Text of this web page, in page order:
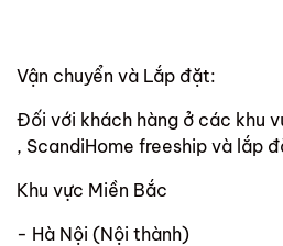
Vận chuyển và Lắp đặt:
Đối với khách hàng ở các khu
, ScandiHome freeship và lắp
Khu vực Miền Bắc
- Hà Nội (Nội thành)